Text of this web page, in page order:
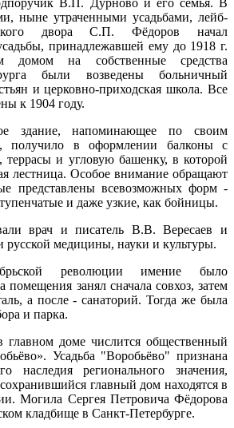
ныне утраченными усадьбами, лейб-
двора С.П. Фёдоров начал
принадлежавшей ему до 1918 г.
домом на собственные средства
были возведены больничный
и церковно-приходская школа. Все
к 1904 году.
здание, напоминающее по своим
получило в оформлении балконы с
террасы и угловую башенку, в которой
лестница. Особое внимание обращают
представлены всевозможных форм -
и даже узкие, как бойницы.
врач и писатель В.В. Вересаев и
русской медицины, науки и культуры.
революции имение было
помещения занял сначала совхоз, затем
а после - санаторий. Тогда же была
и парка.
главном доме числится общественный
Усадьба "Воробьёво" признана
наследия регионального значения,
главный дом находятся в
Могила Сергея Петровича Фёдорова
кладбище в Санкт-Петербурге.